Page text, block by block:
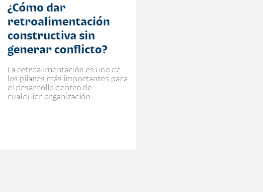
¿Cómo dar
retroalimentación
constructiva sin
generar conflicto?
La retroalimentación es uno de
los pilares más importantes para
el desarrollo dentro de
cualquier organización.